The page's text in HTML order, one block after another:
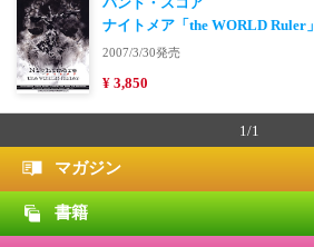
ナイトメア「the WORLD Ruler」
2007/3/30発売
¥ 3,850
1/1
マガジン
書籍